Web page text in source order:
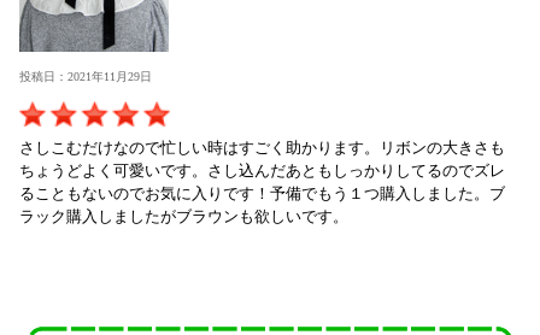
投稿日：2021年11月29日
さしこむだけなので忙しい時はすごく助かります。リボンの大きさも
ちょうどよく可愛いです。さし込んだあともしっかりしてるのでズレ
ることもないのでお気に入りです！予備でもう１つ購入しました。ブ
ラック購入しましたがブラウンも欲しいです。